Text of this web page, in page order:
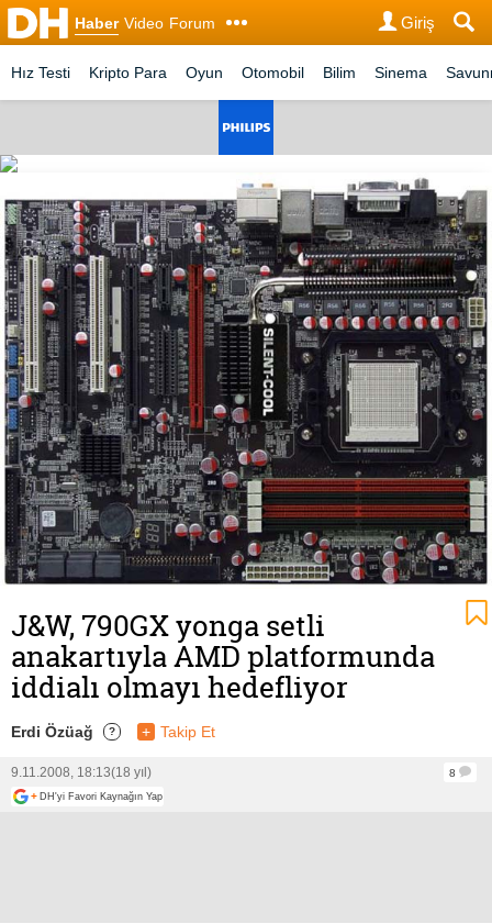
Haber Video Forum Giriş
Hız Testi Kripto Para Oyun Otomobil Bilim Sinema
J&W, 790GX yonga setli
anakartıyla AMD platformunda
iddialı olmayı hedefliyor
Erdi Özüağ ? + Takip Et
9.11.2008, 18:13(18 yıl)
8
+ DH'yi Favori Kaynağın Yap